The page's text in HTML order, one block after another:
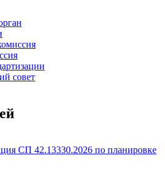
совет
СП 42.13330.2026 по планировке